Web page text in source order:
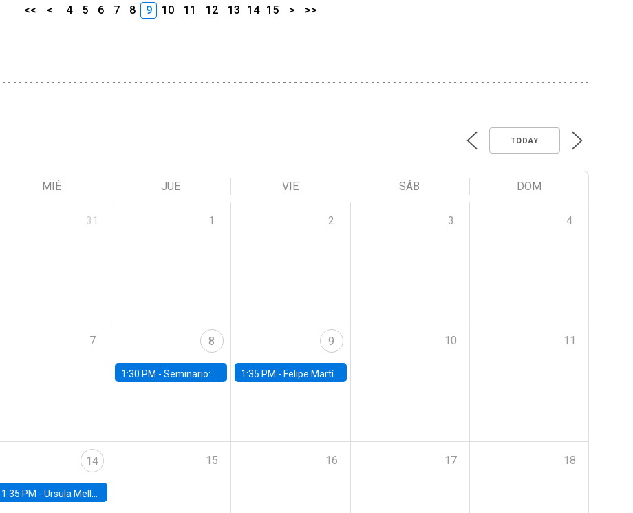
<< < 4 5 6 7 8 9 10 11 12 13 14 15 > >>
TODAY
MIÉ JUE VIE SÁB DOM
31 1 2 3 4
7 8
1:30 PM -Seminario: “Recuperando la humanidad para progresar en la era de la IA»
9
1:35 PM - Felipe Martínez, alumno Doctorado en Economía UC
10 11
14
1:35 PM -Ursula Mello, Insper - Institute of Education and Research
15 16 17 18